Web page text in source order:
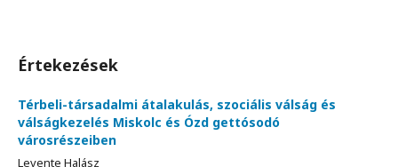
Értekezések
Térbeli-társadalmi átalakulás, szociális válság és
válságkezelés Miskolc és Ózd gettósodó
városrészeiben
Levente Halász